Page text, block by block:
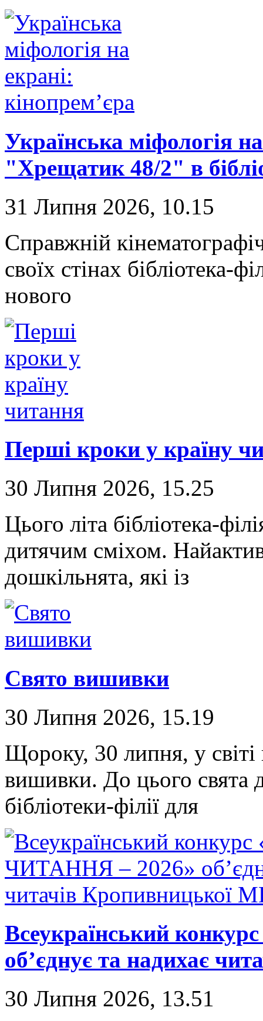
Українська міфологія
"Хрещатик 48/2" в
31 Липня 2026, 10.15
Справжній
своїх стінах бібліотека-
нового
Перші кроки у країну
30 Липня 2026, 15.25
Цього літа бібліотека-
дитячим сміхом.
дошкільнята, які із
Свято вишивки
30 Липня 2026, 15.19
Щороку, 30 липня, у світі
вишивки. До цього свята
бібліотеки-філії для
Всеукраїнський
об’єднує та надихає
30 Липня 2026, 13.51